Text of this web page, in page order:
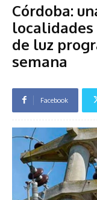
Córdoba:
de luz
semana
Facebook